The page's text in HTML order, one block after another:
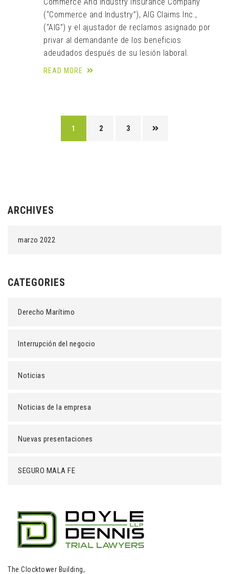
(“Commerce and Industry”), AIG Claims Inc.,
(“AIG”) y el ajustador de reclamos asignado por
privar al demandante de los beneficios
adeudados después de su lesión laboral.
READ MORE
1 2 3
ARCHIVES
marzo 2022
CATEGORIES
Derecho Marítimo
Interrupción del negocio
Noticias
Noticias de la empresa
Nuevas presentaciones
SEGURO MALA FE
The Clocktower Building,